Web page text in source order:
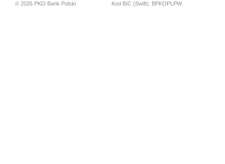
© 2026 PKO Bank Polski Kod BIC (Swift): BPKOPLPW